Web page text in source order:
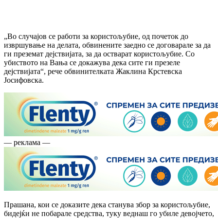
„Во случајов се работи за користољубие, од почеток до
извршување на делата, обвинените заедно се договарале за да
ги преземат дејствијата, за да остварат користољубие. Со
убиството на Вања се докажува дека сите ги презеле
дејствијата“, рече обвинителката Жаклина Крстевска
Јосифовска.
— реклама —
Прашана, кои се доказите дека станува збор за користољубие,
бидејќи не побарале средства, туку веднаш го убиле девојчето,